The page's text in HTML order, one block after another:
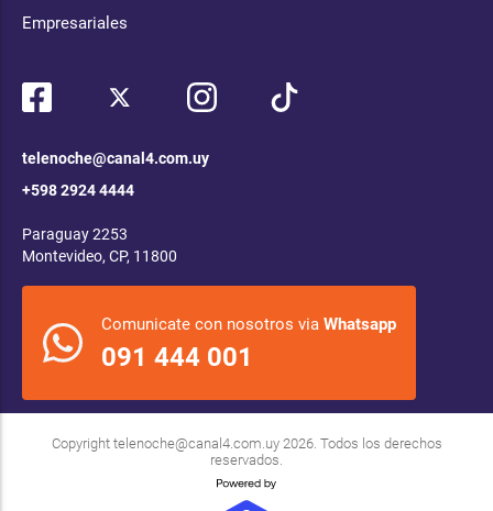
Empresariales
telenoche@canal4.com.uy
+598 2924 4444
Paraguay 2253
Montevideo, CP, 11800
Comunicate con nosotros via Whatsapp
091 444 001
Copyright telenoche@canal4.com.uy2026. Todos los derechos
reservados.